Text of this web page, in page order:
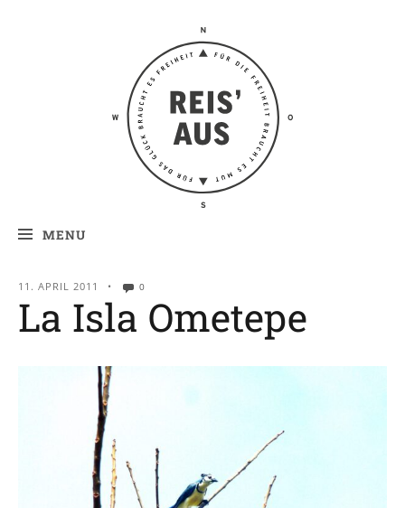
Reis' aus –
Reiseblog
MENU
11. APRIL 2011 • 0
La Isla Ometepe